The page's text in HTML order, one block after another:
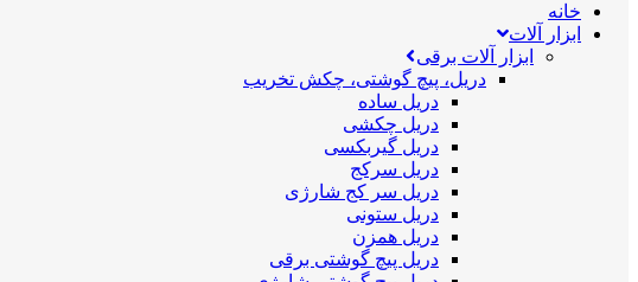
خانه
ابزار آلات
ابزار آلات برقی
دریل، پیچ گوشتی، چکش تخریب
دریل ساده
دریل چکشی
دریل گیربکسی
دریل سرکج
دریل سر کج شارژی
دریل ستونی
دریل همزن
دریل پیچ گوشتی برقی